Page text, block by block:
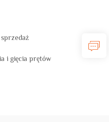
i gięcia prętów